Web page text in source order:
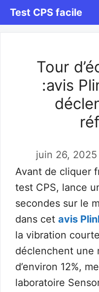
Aller
au
Test CPS facile
Tour
:avis
juin 26, 2025
Avant de cliquer
test CPS, lance
secondes sur le
dans cet avis
la vibration
déclenchent une
d’environ 12%,
laboratoire